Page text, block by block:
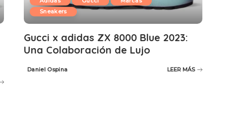
Sneakers
Gucci x adidas ZX 8000 Blue 2023:
Una Colaboración de Lujo
Posted
Daniel Ospina LEER MÁS